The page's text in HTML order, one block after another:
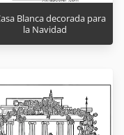
Blanca decorada para
la Navidad